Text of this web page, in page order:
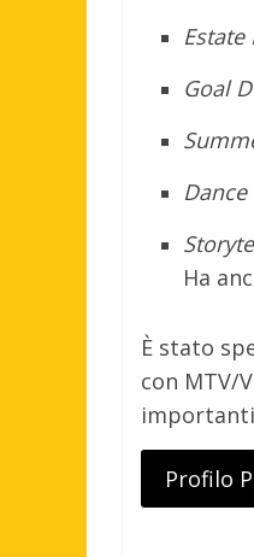
Goal
Ha
È stato
con MTV/
importanti
Profilo